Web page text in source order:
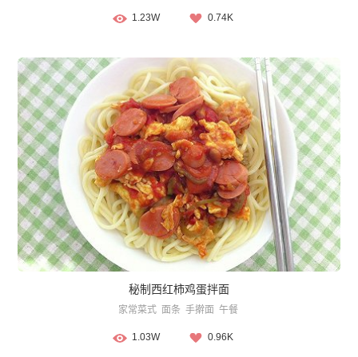
1.23W 0.74K
秘制西红柿鸡蛋拌面
家常菜式 面条 手擀面 午餐
1.03W 0.96K